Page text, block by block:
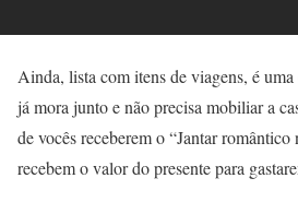
Ainda, lista com itens de viagens, é
já mora junto e não precisa mobiliar a
de vocês receberem o “Jantar
recebem o valor do presente para